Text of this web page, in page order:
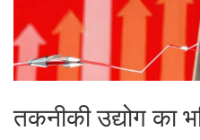
तकनीकी उद्योग का